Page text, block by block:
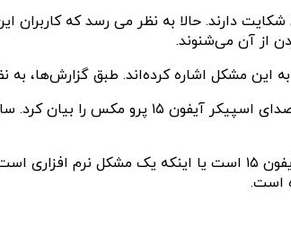
آن شکایت دارند. حالا به نظر می رسد که
هنوز مشخص نیست که این یک مشکل سخت افزاری در اسپیکرهای
است.